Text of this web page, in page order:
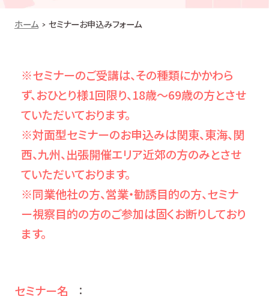
ホーム セミナーお申込みフォーム
※セミナーのご受講は、その種類にかかわら
ず、おひとり様1回限り、18歳～69歳の方とさせ
ていただいております。
※対面型セミナーのお申込みは関東、東海、関
西、九州、出張開催エリア近郊の方のみとさせ
ていただいております。
※同業他社の方、営業・勧誘目的の方、セミナ
ー視察目的の方のご参加は固くお断りしており
ます。
セミナー名 ：